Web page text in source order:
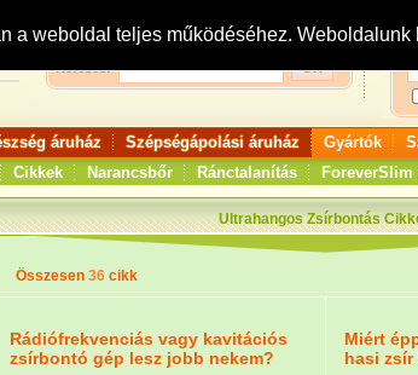
a weboldal teljes működéséhez.
Keresés:
áruház Szépségápolási áruház Gyártók
Cikkek Narancsbőr Ránctalanítás ForeverSlim
Ultrahangos Zsírbontás
Összesen 36 cikk
Rádiófrekvenciás vagy kavitációs
zsírbontó gép lesz jobb nekem?
Miért
hasi